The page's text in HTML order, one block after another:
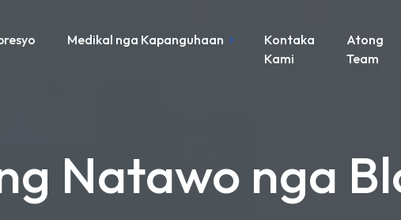
Medikal nga Kapanguhaan
Kontaka
Kami
Atong
Team
Natawo nga